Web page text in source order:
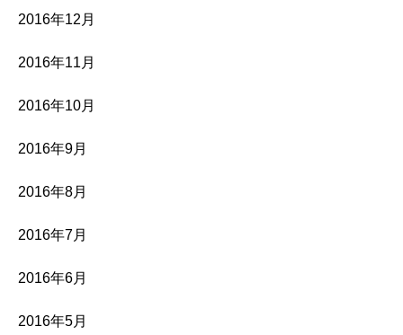
2016年12月
2016年11月
2016年10月
2016年9月
2016年8月
2016年7月
2016年6月
2016年5月